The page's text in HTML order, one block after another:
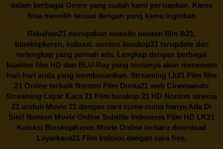
dalam berbagai Genre yang sudah kami persiapkan. Kamu
bisa memilih sesuai dengan yang kamu inginkan
Rebahan21 merupakan website nonton film lk21,
bioskopkeren, indoxxi, nonton bioskop21 terupdate dan
terlengkap yang pernah ada. Lengkap dengan berbagai
kualitas film HD dan BLU-Ray yang tentunya akan menemani
hari-hari anda yang membosankan. Streaming Lk21 Film film
21 Online terbaik Nonton Film Dunia21 web Cinemaindo
Streaming Layar Kaca 21 Film bioskop 21 HD Nonton sinema
21 unduh Movie 21 dengan cara cuma-cuma hanya Ada Di
Sini! Nonton Movie Online Subtitle Indonesia Film HD LK21
Koleksi BioskopKeren Movie Online terbaru download
Layarkaca21 Film Indoxxi dengan cara free.